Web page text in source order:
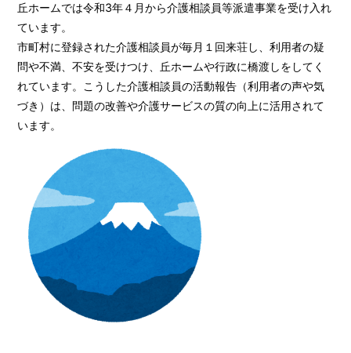
丘ホームでは令和3年４月から介護相談員等派遣事業を受け入れ
ています。
市町村に登録された介護相談員が毎月１回来荘し、利用者の疑
問や不満、不安を受けつけ、丘ホームや行政に橋渡しをしてく
れています。こうした介護相談員の活動報告（利用者の声や気
づき）は、問題の改善や介護サービスの質の向上に活用されて
います。